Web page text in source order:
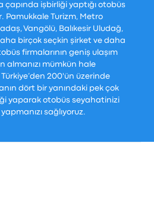
çapında işbirliği yaptığı otobüs
Pamukkale Turizm, Metro
Vangölü, Balıkesir Uludağ,
birçok seçkin şirket ve daha
firmalarının geniş ulaşım
almanızı mümkün hale
Türkiye’den 200'ün üzerinde
dört bir yanındaki pek çok
yaparak otobüs seyahatinizi
sağlıyoruz.